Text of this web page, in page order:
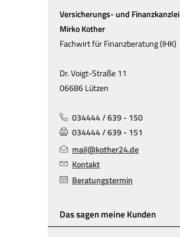
Versicherungs- und Finanzkanzlei
Mirko Kother
Fachwirt für Finanzberatung (IHK)
Dr. Voigt-Straße 11
06686 Lützen
034444 / 639 - 150
034444 / 639 - 151
mail@kother24.de
Kontakt
Beratungstermin
Das sagen meine Kunden